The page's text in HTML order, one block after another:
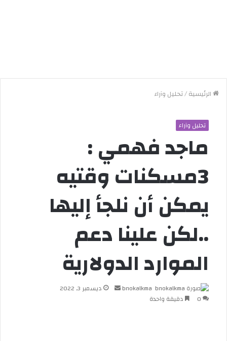
الرئيسية/تحليل وآراء
تحليل وآراء
ماجد فهمي :
3مسكنات وقتيه
يمكن أن نلجأ إليها
..لكن علينا دعم
الموارد الدولارية
bnokalkma
ديسمبر 3, 2022
0
دقيقة واحدة